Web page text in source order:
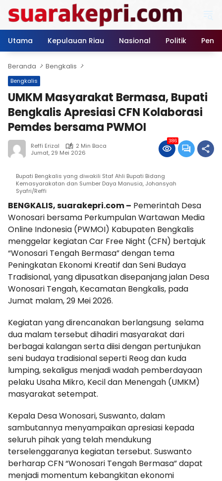
konten
Utama
Kepulauan Riau Nasional Politik
Beranda Bengkalis
Bengkalis
UMKM Masyarakat Bermasa, Bupati
Bengkalis Apresiasi CFN Kolaborasi
Pemdes bersama PWMOI
Reffi Erizal
2 Min Baca
Jumat, 29 Mei 2026
386
Bupati Bengkalis yang diwakili Staf Ahli Bupati Bidang
Kemasyarakatan dan Sumber Daya Manusia, Johansyah
Syafri/Reffi
BENGKALIS, suarakepri.com – Pemerintah Desa
Wonosari bersama Perkumpulan Wartawan Media
Online Indonesia (PWMOI) Kabupaten Bengkalis
menggelar kegiatan Car Free Night (CFN) bertajuk
“Wonosari Tengah Bermasa” dengan tema
Peningkatan Ekonomi Kreatif dan Seni Budaya
Tradisional, yang dipusatkan disepanjang jalan Desa
Wonosari Tengah, Kecamatan Bengkalis, pada
Jumat malam, 29 Mei 2026.
Kegiatan yang direncanakan berlangsung selama
dua malam tersebut dihadiri masyarakat dari
berbagai kalangan serta diisi dengan pertunjukan
seni budaya tradisional seperti Reog dan kuda
lumping, sekaligus menjadi wadah pemberdayaan
pelaku Usaha Mikro, Kecil dan Menengah (UMKM)
masyarakat setempat.
Kepala Desa Wonosari, Suswanto, dalam
sambutannya menyampaikan apresiasi kepada
seluruh pihak yang telah mendukung
terselenggaranya kegiatan tersebut. Suswanto
berharap CFN “Wonosari Tengah Bermasa” dapat
menjadi momentum kebangkitan ekonomi